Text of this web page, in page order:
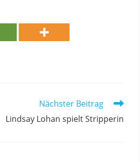
Nächster Beitrag
Lindsay Lohan spielt Stripperin